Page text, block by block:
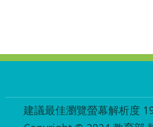
建議最佳瀏覽螢幕解析度